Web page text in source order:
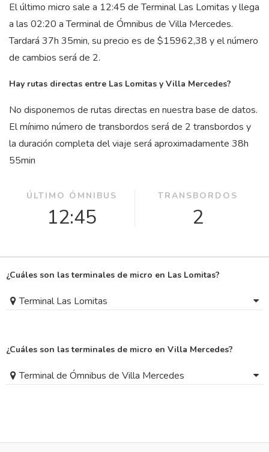
El último micro sale a 12:45 de Terminal Las Lomitas y llega
a las 02:20 a Terminal de Ómnibus de Villa Mercedes.
Tardará 37h 35min, su precio es de $15962,38 y el número
de cambios será de 2.
Hay rutas directas entre Las Lomitas y Villa Mercedes?
No disponemos de rutas directas en nuestra base de datos.
El mínimo número de transbordos será de 2 transbordos y
la duración completa del viaje será aproximadamente 38h
55min
ÚLTIMO ÓMNIBUS
12:45
TRANSBORDOS
2
¿Cuáles son las terminales de micro en Las Lomitas?
Terminal Las Lomitas
¿Cuáles son las terminales de micro en Villa Mercedes?
Terminal de Ómnibus de Villa Mercedes